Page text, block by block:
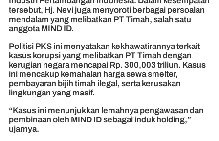
tersebut, Hj. Nevi juga menyoroti berbagai persoalan
mendalam yang melibatkan PT Timah, salah satu
anggota MIND ID.
Politisi PKS ini menyatakan kekhawatirannya terkait
kasus korupsi yang melibatkan PT Timah dengan
kerugian negara mencapai Rp. 300,003 triliun. Kasus
ini mencakup kemahalan harga sewa smelter,
pembayaran bijih timah ilegal, serta kerusakan
lingkungan yang masif.
“Kasus ini menunjukkan lemahnya pengawasan dan
pembinaan oleh MIND ID sebagai induk holding,”
ujarnya.